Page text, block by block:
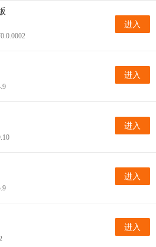
进入
进入
进入
进入
进入